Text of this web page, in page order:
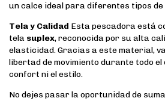
un calce ideal para diferentes tipos de
Tela y Calidad Esta pescadora está
tela suplex, reconocida por su alta
elasticidad. Gracias a este material,
libertad de movimiento durante todo el
confort ni el estilo.
No dejes pasar la oportunidad de